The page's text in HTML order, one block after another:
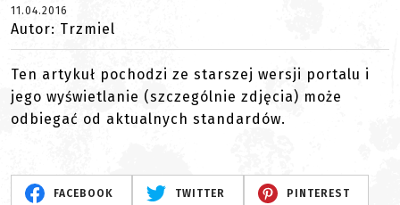
11.04.2016
Autor: Trzmiel
Ten artykuł pochodzi ze starszej wersji portalu i
jego wyświetlanie (szczególnie zdjęcia) może
odbiegać od aktualnych standardów.
FACEBOOK TWITTER PINTEREST